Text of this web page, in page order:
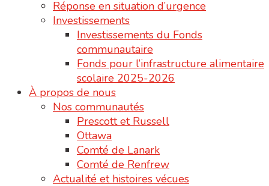
Réponse en situation d’urgence
Investissements
Investissements du Fonds
communautaire
Fonds pour l’infrastructure alimentaire
scolaire 2025-2026
À propos de nous
Nos communautés
Prescott et Russell
Ottawa
Comté de Lanark
Comté de Renfrew
Actualité et histoires vécues